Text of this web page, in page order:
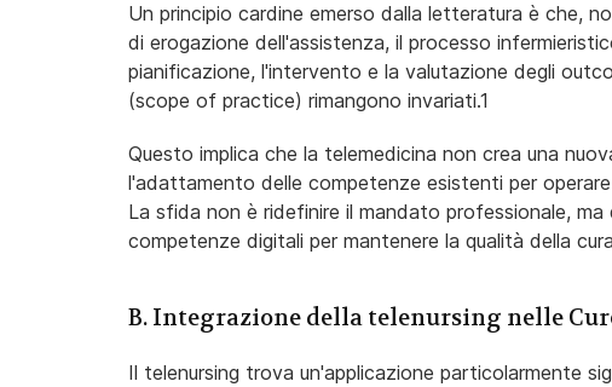
Un principio cardine emerso dalla letteratura è che,
di erogazione dell'assistenza, il processo
pianificazione, l'intervento e la valutazione degli
(scope of practice) rimangono invariati.1
Questo implica che la telemedicina non crea una
l'adattamento delle competenze esistenti per
La sfida non è ridefinire il mandato professionale, ma
competenze digitali per mantenere la qualità della
B. Integrazione della telenursing nelle
Il telenursing trova un'applicazione particolarmente